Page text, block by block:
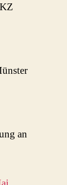
an